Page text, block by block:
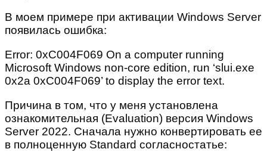
В моем примере при активации Windows Server
появилась ошибка:
Error: 0xC004F069 On a computer running
Microsoft Windows non-core edition, run ‘slui.exe
0x2a 0xC004F069’ to display the error text.
Причина в том, что у меня установлена
ознакомительная (Evaluation) версия Windows
Server 2022. Сначала нужно конвертировать ее
в полноценную Standard согласностатье: